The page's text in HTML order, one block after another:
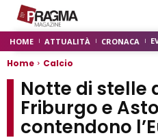
HOME ATTUALITÀ CRONACA
Home Calcio
Notte di stelle
Friburgo e
contendono